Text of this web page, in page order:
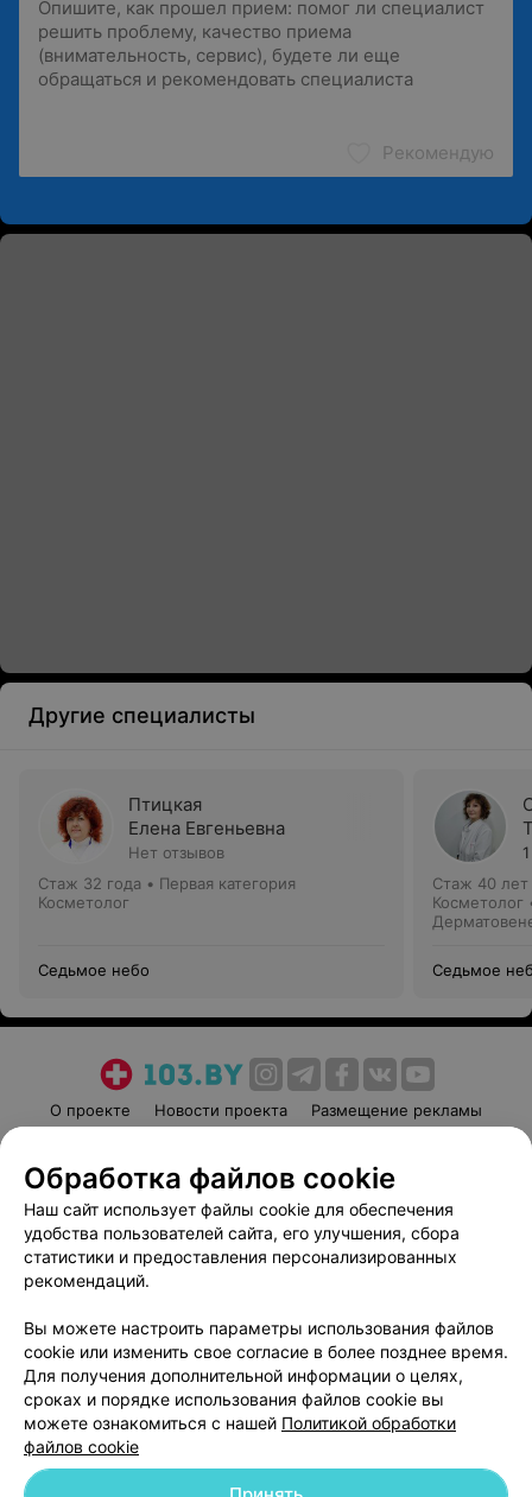
Рекомендую
Другие специалисты
Птицкая
Елена Евгеньевна
Нет отзывов
Стаж 32 года • Первая категория
Косметолог
Седьмое небо
Стаж 40 лет
Косметолог
Седьмое
О проекте Новости проекта
Размещение рекламы
Пользовательское соглашение
Способы оплаты
Вакансии
Партнеры
Написать руководителю 103.by
Обработка персональных данных
Обработка файлов cookie
Наш сайт использует файлы cookie для обеспечения
удобства пользователей сайта, его улучшения, сбора
статистики и предоставления персонализированных
рекомендаций.
Вы можете настроить параметры использования файлов
cookie или изменить свое согласие в более позднее время.
Для получения дополнительной информации о целях,
сроках и порядке использования файлов cookie вы
можете ознакомиться с нашей Политикой обработки
файлов cookie